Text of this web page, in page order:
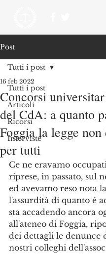
Post
Tutti i post
Articoli
Ricorsi
Interviste
Tutti i post
Concorsi
del CdA: a quanto
Foggia la legge non
per tutti
16 feb 2022
Ce ne eravamo
riprese, in passato, sul
ed avevamo reso nota
l'assurdità di quanto è
sta accadendo ancora
all'ateneo di Foggia,
dei dettagli le denunce
nostri colleghi